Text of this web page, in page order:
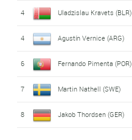
4 Uladzislau Kravets (BLR)
4 Agustín Vernice (ARG)
6 Fernando Pimenta (POR)
7 Martin Nathell (SWE)
8 Jakob Thordsen (GER)